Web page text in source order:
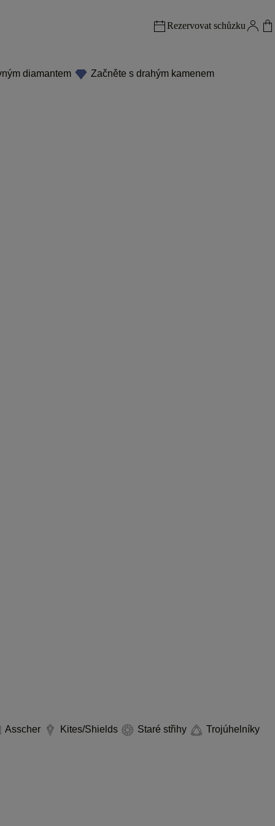
Rezervovat schůzku
diamantem Začněte s drahým kamenem
Asscher Kites/Shields Staré střihy Trojúhelníky